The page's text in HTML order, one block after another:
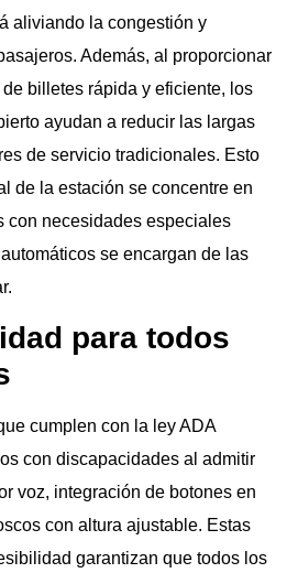
aliviando la congestión y
Además, al proporcionar
billetes rápida y eficiente, los
ayudan a reducir las largas
de servicio tradicionales. Esto
de la estación se concentre en
con necesidades especiales
se encargan de las
para todos
cumplen con la ley ADA
con discapacidades al admitir
voz, integración de botones en
con altura ajustable. Estas
garantizan que todos los